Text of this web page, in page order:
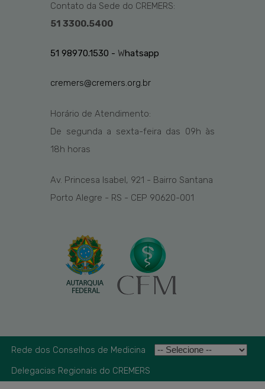
Contato da Sede do CREMERS:
51 3300.5400
51 98970.1530 - Whatsapp
cremers@cremers.org.br
Horário de Atendimento:
De segunda a sexta-feira das 09h às
18h horas
Av. Princesa Isabel, 921 - Bairro Santana
Porto Alegre - RS - CEP 90620-001
Rede dos Conselhos de Medicina
Delegacias Regionais do CREMERS